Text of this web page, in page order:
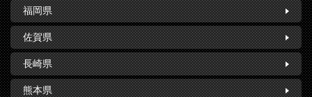
福岡県
佐賀県
長崎県
熊本県